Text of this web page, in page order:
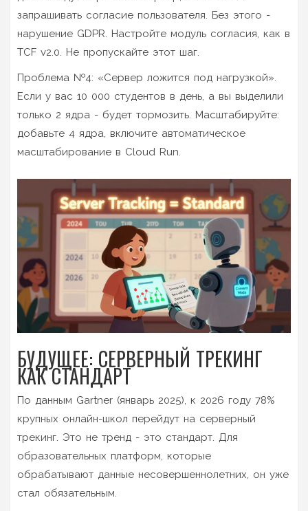
запрашивать согласие пользователя. Без этого -
нарушение GDPR. Настройте модуль согласия, как в
TCF v2.0. Не пропускайте этот шаг.
Проблема №4: «Сервер ложится под нагрузкой».
Если у вас 10 000 студентов в день, а вы выделили
только 2 ядра - будет тормозить. Масштабируйте:
добавьте 4 ядра, включите автоматическое
масштабирование в Cloud Run.
БУДУЩЕЕ: СЕРВЕРНЫЙ ТРЕКИНГ
КАК СТАНДАРТ
По данным Gartner (январь 2025), к 2026 году 78%
крупных онлайн-школ перейдут на серверный
трекинг. Это не тренд - это стандарт. Для
образовательных платформ, которые
обрабатывают данные несовершеннолетних, он уже
стал обязательным.